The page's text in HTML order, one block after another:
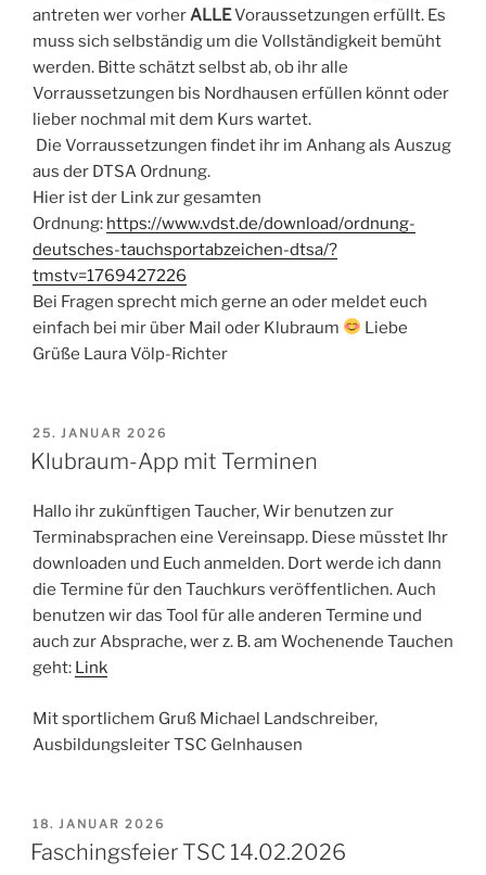
antreten wer vorherALLEVoraussetzungen erfüllt. Es
muss sich selbständig um die Vollständigkeit bemüht
werden. Bitte schätzt selbst ab, ob ihr alle
Vorraussetzungen bis Nordhausen erfüllen könnt oder
lieber nochmal mit dem Kurs wartet.
Die Vorraussetzungen findet ihr im Anhang als Auszug
aus der DTSA Ordnung.
Hier ist der Link zur gesamten
Ordnung: https://www.vdst.de/download/ordnung-
deutsches-tauchsportabzeichen-dtsa/?
tmstv=1769427226
Bei Fragen sprecht mich gerne an oder meldet euch
einfach bei mir über Mail oder Klubraum
Liebe
Grüße Laura Völp-Richter
VERÖFFENTLICHT
AM
25. JANUAR 2026
Klubraum-App mit Terminen
Hallo ihr zukünftigen Taucher, Wir benutzen zur
Terminabsprachen eine Vereinsapp. Diese müsstet Ihr
downloaden und Euch anmelden. Dort werde ich dann
die Termine für den Tauchkurs veröffentlichen. Auch
benutzen wir das Tool für alle anderen Termine und
auch zur Absprache, wer z. B. am Wochenende Tauchen
geht: Link
Mit sportlichem Gruß Michael Landschreiber,
Ausbildungsleiter TSC Gelnhausen
VERÖFFENTLICHT
AM
18. JANUAR 2026
Faschingsfeier TSC 14.02.2026